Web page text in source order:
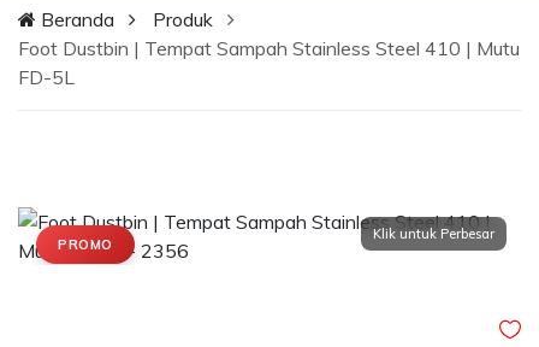
Beranda
Produk
Foot Dustbin | Tempat Sampah Stainless Steel 410 | Mutu
FD-5L
PROMO